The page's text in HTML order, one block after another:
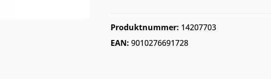
Produktnummer: 14207703
EAN: 9010276691728